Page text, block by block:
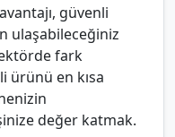
güvenli
ulaşabileceğiniz
fark
ürünü en kısa
değer katmak.